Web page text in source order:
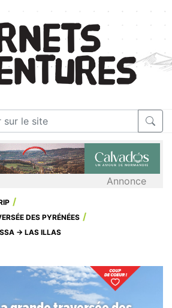
Annonce
DES PYRÉNÉES
→ LAS ILLAS